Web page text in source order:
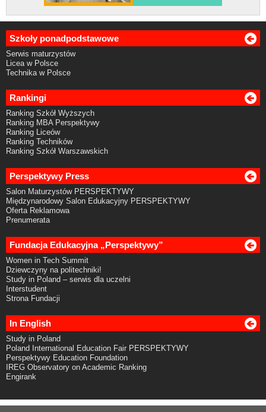
Szkoły ponadpodstawowe
Serwis maturzystów
Licea w Polsce
Technika w Polsce
Rankingi
Ranking Szkół Wyższych
Ranking MBA Perspektywy
Ranking Liceów
Ranking Techników
Ranking Szkół Warszawskich
Perspektywy Press
Salon Maturzystów PERSPEKTYWY
Międzynarodowy Salon Edukacyjny PERSPEKTYWY
Oferta Reklamowa
Prenumerata
Fundacja Edukacyjna „Perspektywy”
Women in Tech Summit
Dziewczyny na politechniki!
Study in Poland – serwis dla uczelni
Interstudent
Strona Fundacji
In English
Study in Poland
Poland International Education Fair PERSPEKTYWY
Perspektywy Education Foundation
IREG Observatory on Academic Ranking
Engirank